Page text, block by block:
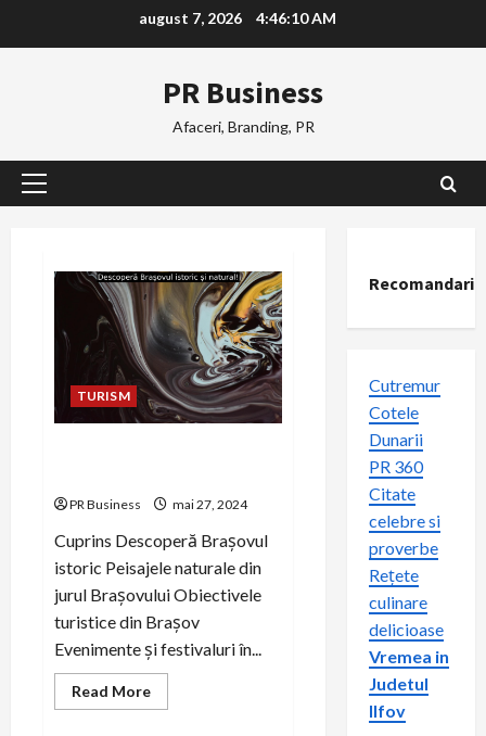
august 7, 2026 4:46:11 AM
PR Business
Afaceri, Branding, PR
Primary
TURISM
PR Business mai 27, 2024
Cuprins Descoperă Brașovul
istoric Peisajele naturale din
jurul Brașovului Obiectivele
turistice din Brașov
Evenimente și festivaluri în...
Read MoreRead
more
Recomandari
Cutremur
Cotele
Dunarii
PR 360
Citate
celebre si
proverbe
Rețete
culinare
delicioase
Vremea in
Judetul
Ilfov